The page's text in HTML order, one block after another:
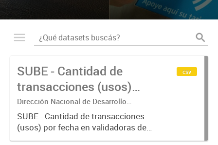
SUBE - Cantidad de
transacciones (usos)
por fecha
Dirección Nacional de Desarrollo
Tecnológico - Ministerio de Transporte.
SUBE - Cantidad de transacciones
(usos) por fecha en validadoras de
la red SUBE.
csv